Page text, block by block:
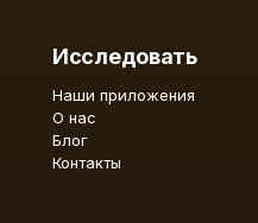
Исследовать
Наши приложения
О нас
Блог
Контакты